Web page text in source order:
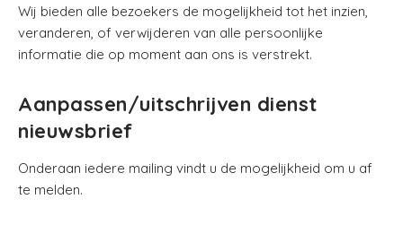
Wij bieden alle bezoekers de mogelijkheid tot het inzien,
veranderen, of verwijderen van alle persoonlijke
informatie die op moment aan ons is verstrekt.
Aanpassen/uitschrijven dienst
nieuwsbrief
Onderaan iedere mailing vindt u de mogelijkheid om u af
te melden.